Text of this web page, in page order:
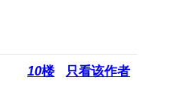
10楼 只看该作者